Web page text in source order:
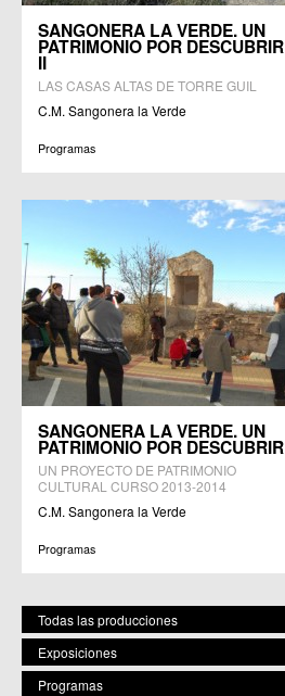
SANGONERA LA VERDE. UN
PATRIMONIO POR DESCUBRIR
II
LAS CASAS ALTAS DE TORRE GUIL
C.M. Sangonera la Verde
Programas
SANGONERA LA VERDE. UN
PATRIMONIO POR DESCUBRIR
UN PROYECTO DE PATRIMONIO
CULTURAL CURSO 2013-2014
C.M. Sangonera la Verde
Programas
Todas las producciones
Exposiciones
Programas